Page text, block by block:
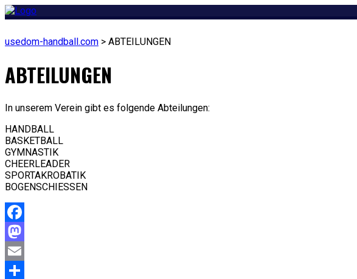
usedom-handball.com > ABTEILUNGEN
ABTEILUNGEN
In unserem Verein gibt es folgende Abteilungen:
HANDBALL
BASKETBALL
GYMNASTIK
CHEERLEADER
SPORTAKROBATIK
BOGENSCHIESSEN
Facebook
Mastodon
Email